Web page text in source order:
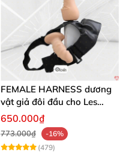
FEMALE HARNESS dương
vật giả đôi đầu cho Les
massage cực sướng
650.000₫
773.000₫
-16%
(479)